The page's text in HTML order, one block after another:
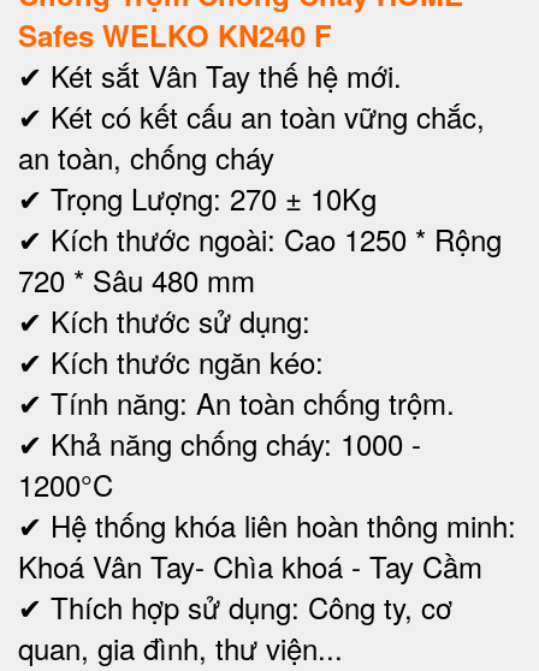
Safes WELKO KN240 F
✔ Két sắt Vân Tay thế hệ mới.
✔ Két có kết cấu an toàn vững chắc,
an toàn, chống cháy
✔ Trọng Lượng: 270 ± 10Kg
✔ Kích thước ngoài: Cao 1250 * Rộng
720 * Sâu 480 mm
✔ Kích thước sử dụng:
✔ Kích thước ngăn kéo:
✔ Tính năng: An toàn chống trộm.
✔ Khả năng chống cháy: 1000 -
1200°C
✔ Hệ thống khóa liên hoàn thông minh:
Khoá Vân Tay- Chìa khoá - Tay Cầm
✔ Thích hợp sử dụng: Công ty, cơ
quan, gia đình, thư viện...